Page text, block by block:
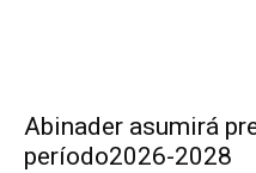
Abinader asumirá
período2026-2028